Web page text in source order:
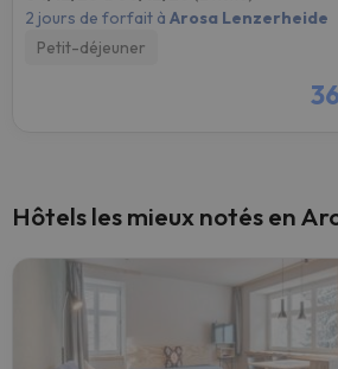
2 jours de forfait à Arosa Lenzerheide
Petit-déjeuner
Hôtels les mieux notés en